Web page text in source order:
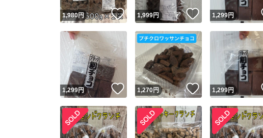
1,980円 いいね！
1,999円 いいね！
1,299円
1,299円 いいね！
1,270円 いいね！
1,299円